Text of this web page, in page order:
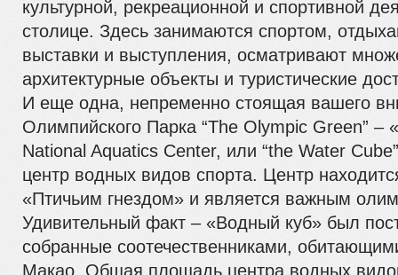
культурной, рекреационной и спортивной
столице. Здесь занимаются спортом,
выставки и выступления, осматривают
архитектурные объекты и туристические
И еще одна, непременно стоящая вашего
Олимпийского Парка “The Olympic Green” –
National Aquatics Center, или “the Water
центр водных видов спорта. Центр
«Птичьим гнездом» и является важным
Удивительный факт – «Водный куб» был
собранные соотечественниками,
Макао. Общая площадь центра водных